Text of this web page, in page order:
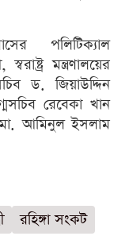
পলিটিক্যাল
মন্ত্রণালয়ের
ড. জিয়াউদ্দিন
রেবেকা খান
আমিনুল ইসলাম
রহিঙ্গা সংকট